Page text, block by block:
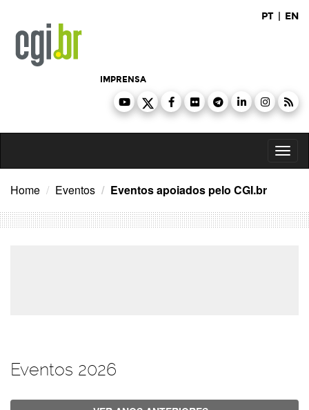
conteúdo
PT | EN
IMPRENSA
Home Eventos Eventos apoiados pelo CGI.br
Eventos 2026